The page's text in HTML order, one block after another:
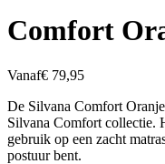
Comfort
Vanaf€ 79,95
De Silvana Comfort
Silvana Comfort collectie.
gebruik op een zacht
postuur bent.